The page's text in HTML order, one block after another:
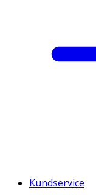
Kundservice